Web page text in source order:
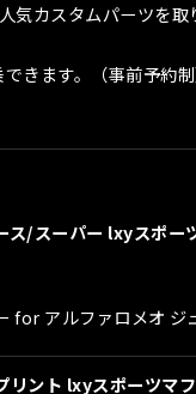
カスタムパーツを取
きます。（事前予約制
ス/スーパー lxyスポ
for アルファロメオ
リント lxyスポーツ